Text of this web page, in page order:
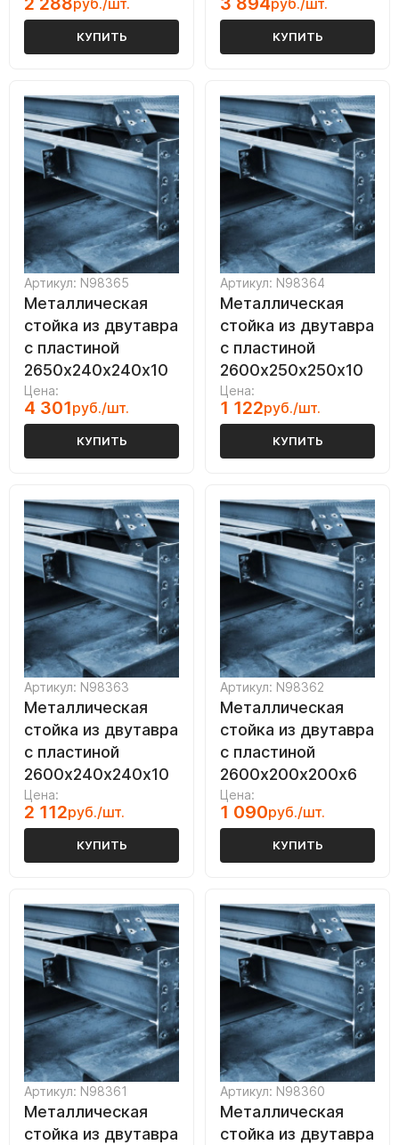
руб./шт.
КУПИТЬ
руб./шт.
КУПИТЬ
Артикул: N98365
Металлическая
стойка из двутавра
с пластиной
2650х240х240х10
Цена:
4 301руб./шт.
КУПИТЬ
Артикул: N98364
Металлическая
стойка из двутавра
с пластиной
2600х250х250х10
Цена:
1 122руб./шт.
КУПИТЬ
Артикул: N98363
Металлическая
стойка из двутавра
с пластиной
2600х240х240х10
Цена:
2 112руб./шт.
КУПИТЬ
Артикул: N98362
Металлическая
стойка из двутавра
с пластиной
2600х200х200х6
Цена:
1 090руб./шт.
КУПИТЬ
Артикул: N98361
Металлическая
стойка из двутавра
Артикул: N98360
Металлическая
стойка из двутавра